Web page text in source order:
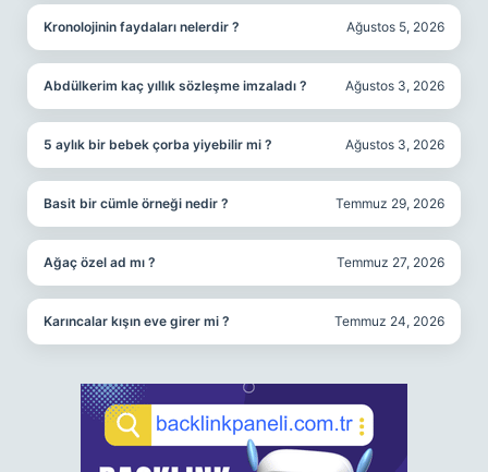
Kronolojinin faydaları nelerdir ? Ağustos 5, 2026
Abdülkerim kaç yıllık sözleşme imzaladı ? Ağustos 3, 2026
5 aylık bir bebek çorba yiyebilir mi ? Ağustos 3, 2026
Basit bir cümle örneği nedir ? Temmuz 29, 2026
Ağaç özel ad mı ? Temmuz 27, 2026
Karıncalar kışın eve girer mi ? Temmuz 24, 2026